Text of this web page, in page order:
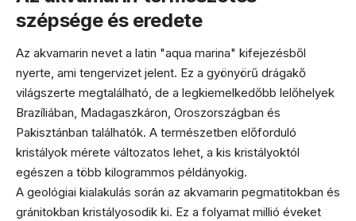
szépsége és eredete
Az akvamarin nevet a latin "aqua marina" kifejezésből
nyerte, ami tengervizet jelent. Ez a gyönyörű drágakő
világszerte megtalálható, de a legkiemelkedőbb lelőhelyek
Brazíliában, Madagaszkáron, Oroszországban és
Pakisztánban találhatók. A természetben előforduló
kristályok mérete változatos lehet, a kis kristályoktól
egészen a több kilogrammos példányokig.
A geológiai kialakulás során az akvamarin pegmatitokban és
gránitokban kristályosodik ki. Ez a folyamat millió éveket